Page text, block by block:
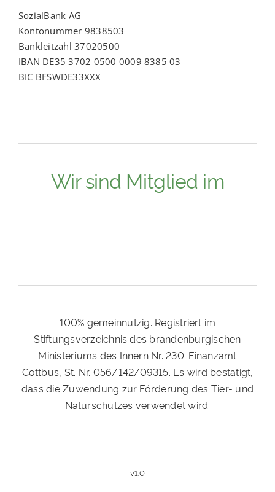
SozialBank AG
Kontonummer 9838503
Bankleitzahl 37020500
IBAN DE35 3702 0500 0009 8385 03
BIC BFSWDE33XXX
Wir sind Mitglied im
100% gemeinnützig. Registriert im
Stiftungsverzeichnis des brandenburgischen
Ministeriums des Innern Nr. 230. Finanzamt
Cottbus, St. Nr. 056/142/09315. Es wird bestätigt,
dass die Zuwendung zur Förderung des Tier- und
Naturschutzes verwendet wird.
v1.0